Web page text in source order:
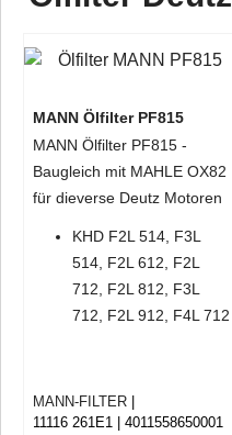
MANN Ölfilter PF815
MANN Ölfilter PF815 -
Baugleich mit MAHLE OX82
für dieverse Deutz Motoren
KHD F2L 514, F3L
514, F2L 612, F2L
712, F2L 812, F3L
712, F2L 912, F4L 712
MANN-FILTER
11116 261E1
4011558650001